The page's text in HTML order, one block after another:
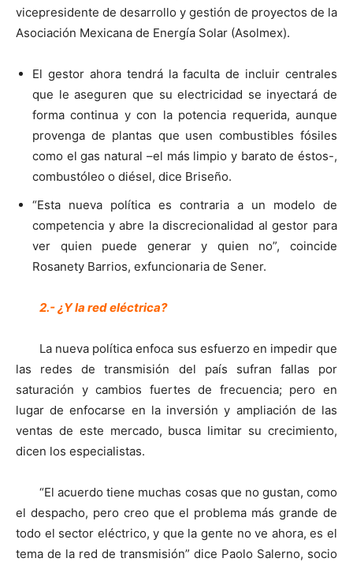
vicepresidente de desarrollo y gestión de proyectos de la
Asociación Mexicana de Energía Solar (Asolmex).
El gestor ahora tendrá la faculta de incluir centrales
que le aseguren que su electricidad se inyectará de
forma continua y con la potencia requerida, aunque
provenga de plantas que usen combustibles fósiles
como el gas natural –el más limpio y barato de éstos-,
combustóleo o diésel, dice Briseño.
“Esta nueva política es contraria a un modelo de
competencia y abre la discrecionalidad al gestor para
ver quien puede generar y quien no”, coincide
Rosanety Barrios, exfuncionaria de Sener.
2.- ¿Y la red eléctrica?
La nueva política enfoca sus esfuerzo en impedir que
las redes de transmisión del país sufran fallas por
saturación y cambios fuertes de frecuencia; pero en
lugar de enfocarse en la inversión y ampliación de las
ventas de este mercado, busca limitar su crecimiento,
dicen los especialistas.
“El acuerdo tiene muchas cosas que no gustan, como
el despacho, pero creo que el problema más grande de
todo el sector eléctrico, y que la gente no ve ahora, es el
tema de la red de transmisión” dice Paolo Salerno, socio